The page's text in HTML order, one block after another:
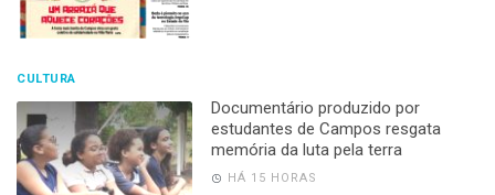
CULTURA
Documentário produzido por
estudantes de Campos resgata
memória da luta pela terra
HÁ 15 HORAS